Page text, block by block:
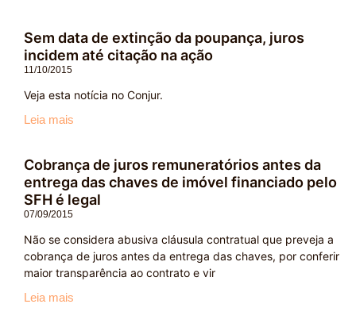
Sem data de extinção da poupança, juros
incidem até citação na ação
11/10/2015
Veja esta notícia no Conjur.
Leia mais
Cobrança de juros remuneratórios antes da
entrega das chaves de imóvel financiado pelo
SFH é legal
07/09/2015
Não se considera abusiva cláusula contratual que preveja a
cobrança de juros antes da entrega das chaves, por conferir
maior transparência ao contrato e vir
Leia mais